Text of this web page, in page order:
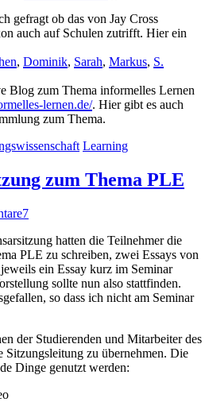
gefragt ob das von Jay Cross
auch auf Schulen zutrifft. Hier ein
, Dominik, Sarah, Markus, S.
Blog zum Thema informelles Lernen
lernen.de/. Hier gibt es auch
zum Thema.
Learning
zum Thema PLE
7
hatten die Teilnehmer die
PLE zu schreiben, zwei Essays von
ein Essay kurz im Seminar
sollte nun also stattfinden.
so dass ich nicht am Seminar
der Studierenden und Mitarbeiter des
Sitzungsleitung zu übernehmen. Die
Dinge genutzt werden: